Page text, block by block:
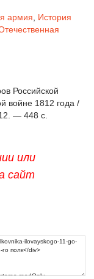
армия
История
Российской
войне 1812 года /
— 448 с.
или
сайт